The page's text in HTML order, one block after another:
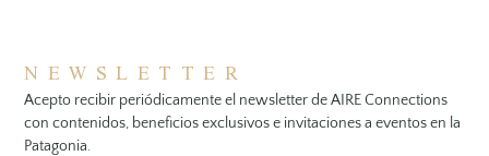
NEWSLETTER
Acepto recibir periódicamente el newsletter de AIRE Connections
con contenidos, beneficios exclusivos e invitaciones a eventos en la
Patagonia.